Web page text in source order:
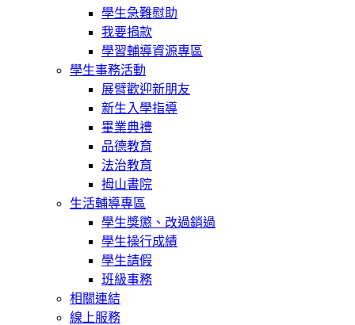
學生急難慰助
我要捐款
學習輔導資源專區
學生事務活動
展臂歡迎新朋友
新生入學指導
畢業典禮
品德教育
法治教育
拇山書院
生活輔導專區
學生獎懲、改過銷過
學生操行成績
學生請假
班級事務
相關連結
線上服務